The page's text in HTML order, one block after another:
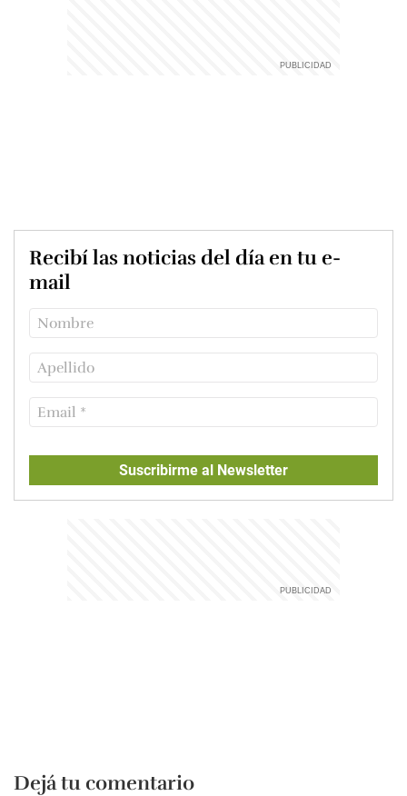
Recibí las noticias del día en tu e-
mail
Suscribirme al Newsletter
Dejá tu comentario